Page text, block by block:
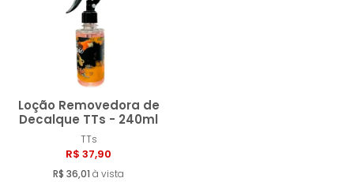
Loção Removedora de
Decalque TTs - 240ml
TTs
R$ 37,90
R$ 36,01 à vista
Esgotado